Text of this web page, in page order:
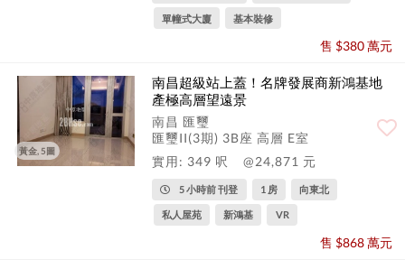
單幢式大廈 基本裝修
售 $380 萬元
黃金, 5圖
南昌超級站上蓋！名牌發展商新鴻基地
產極高層望遠景
南昌 匯璽
匯璽II(3期) 3B座 高層 E室
實用: 349 呎
@24,871 元
5 小時前 刊登 1 房 向東北
私人屋苑 新鴻基 VR
售 $868 萬元